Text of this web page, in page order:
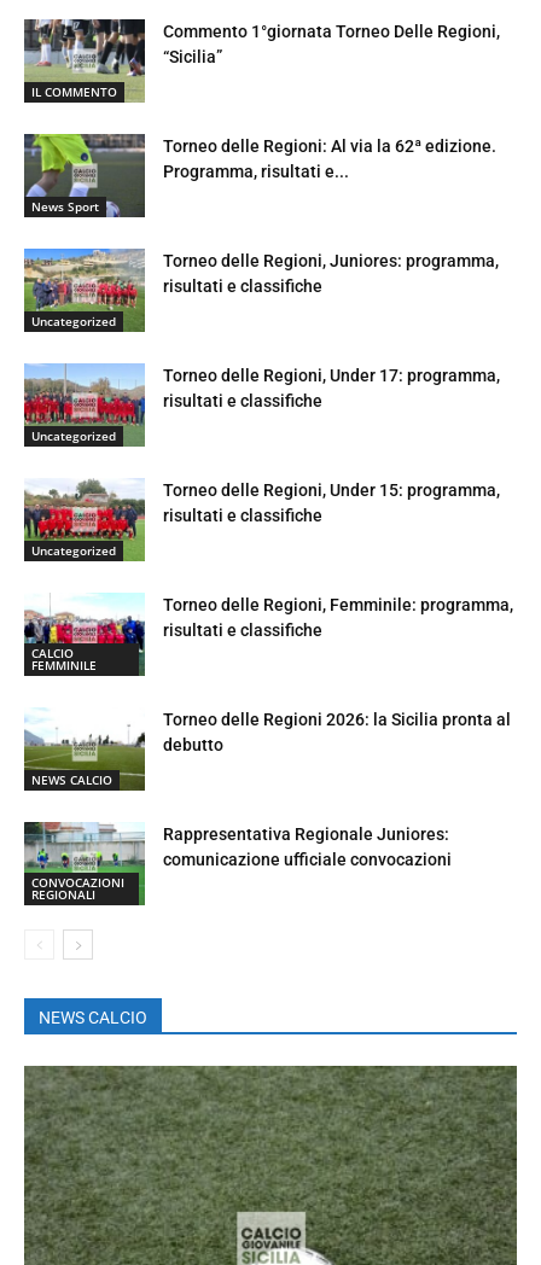
IL COMMENTO
Commento 1°giornata Torneo Delle Regioni,
“Sicilia”
News Sport
Torneo delle Regioni: Al via la 62ª edizione.
Programma, risultati e...
Uncategorized
Torneo delle Regioni, Juniores: programma,
risultati e classifiche
Uncategorized
Torneo delle Regioni, Under 17: programma,
risultati e classifiche
Uncategorized
Torneo delle Regioni, Under 15: programma,
risultati e classifiche
CALCIO
FEMMINILE
Torneo delle Regioni, Femminile: programma,
risultati e classifiche
NEWS CALCIO
Torneo delle Regioni 2026: la Sicilia pronta al
debutto
CONVOCAZIONI
REGIONALI
Rappresentativa Regionale Juniores:
comunicazione ufficiale convocazioni
NEWS CALCIO